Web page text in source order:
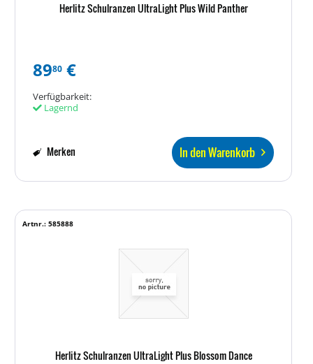
Herlitz Schulranzen UltraLight Plus Wild Panther
8980 €
Verfügbarkeit:
Lagernd
In den Warenkorb
Merken
Herlitz Schulranzen UltraLight Plus Blossom Dance
Artnr.: 585888